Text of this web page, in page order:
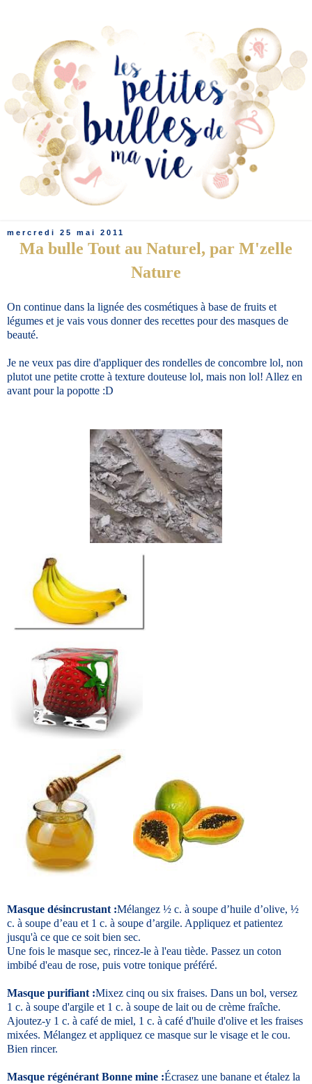
mercredi 25 mai 2011
Ma bulle Tout au Naturel, par M'zelle
Nature
On continue dans la lignée des cosmétiques à base de fruits et
légumes et je vais vous donner des recettes pour des masques de
beauté.
Je ne veux pas dire d'appliquer des rondelles de concombre lol, non
plutot une petite crotte à texture douteuse lol, mais non lol! Allez en
avant pour la popotte :D
Masque désincrustant :Mélangez ½ c. à soupe d’huile d’olive, ½
c. à soupe d’eau et 1 c. à soupe d’argile. Appliquez et patientez
jusqu'à ce que ce soit bien sec.
Une fois le masque sec, rincez-le à l'eau tiède. Passez un coton
imbibé d'eau de rose, puis votre tonique préféré.
Masque purifiant :Mixez cinq ou six fraises. Dans un bol, versez
1 c. à soupe d'argile et 1 c. à soupe de lait ou de crème fraîche.
Ajoutez-y 1 c. à café de miel, 1 c. à café d'huile d'olive et les fraises
mixées. Mélangez et appliquez ce masque sur le visage et le cou.
Bien rincer.
Masque régénérant Bonne mine :Écrasez une banane et étalez la